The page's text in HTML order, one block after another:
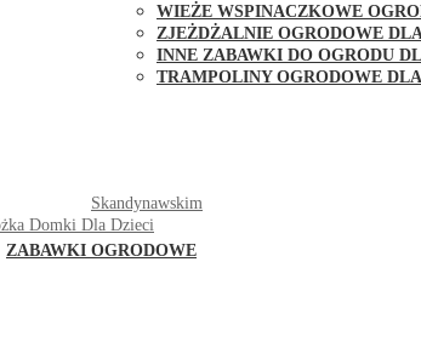
WIEŻE WSPINACZKOWE
ZJEŻDŻALNIE OGRODOWE
INNE ZABAWKI DO OGRODU
TRAMPOLINY OGRODOWE
Skandynawskim
Domki Dla Dzieci
ZABAWKI OGRODOWE